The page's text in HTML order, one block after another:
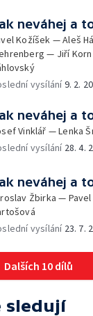
neváhej a
Kožíšek — Aleš
— Jiří
vysílání9. 2.
neváhej a
Vinklář — Lenka
vysílání 28. 4.
neváhej a
Žbirka —
vysílání 23. 7.
Dalších 10 dílů
sledují